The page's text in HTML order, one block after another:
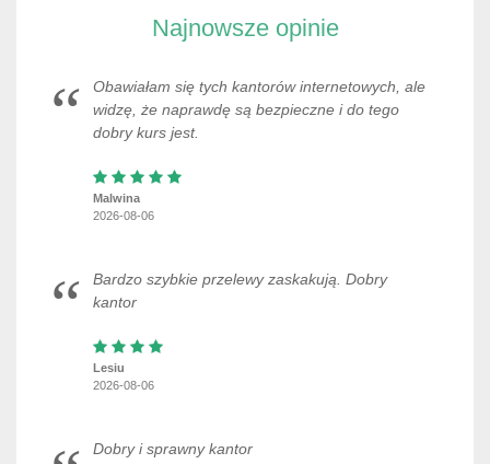
Najnowsze opinie
Obawiałam się tych kantorów internetowych, ale
widzę, że naprawdę są bezpieczne i do tego
dobry kurs jest.
Malwina
2026-08-06
Bardzo szybkie przelewy zaskakują. Dobry
kantor
Lesiu
2026-08-06
Dobry i sprawny kantor